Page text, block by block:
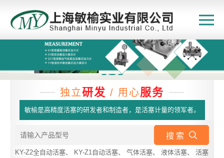
独立研发 / 用心服务
敏榆是高精度活塞的研发者和制造者，是活塞计量的领军者。
搜 索
KY-Z2全自动活塞、 KY-Z1自动活塞、 气体活塞、 液体活塞、 活塞